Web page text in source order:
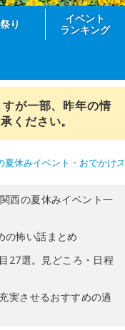
り
イベント
ランキング
が一部、昨年の情
ください。
夏休みイベント・おでかけ
西の夏休みイベント一
の怖い話まとめ
27選。見どころ・日程
実させるおすすめの過